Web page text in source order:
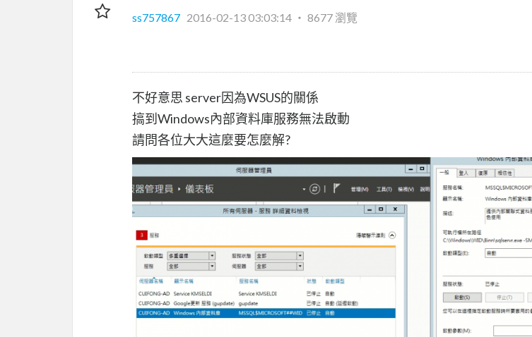
ss757867 2016-02-13 03:03:14 ‧ 8677 瀏覽
不好意思 server因為WSUS的關係
搞到Windows內部資料庫服務無法啟動
請問各位大大這麼要怎麼解?